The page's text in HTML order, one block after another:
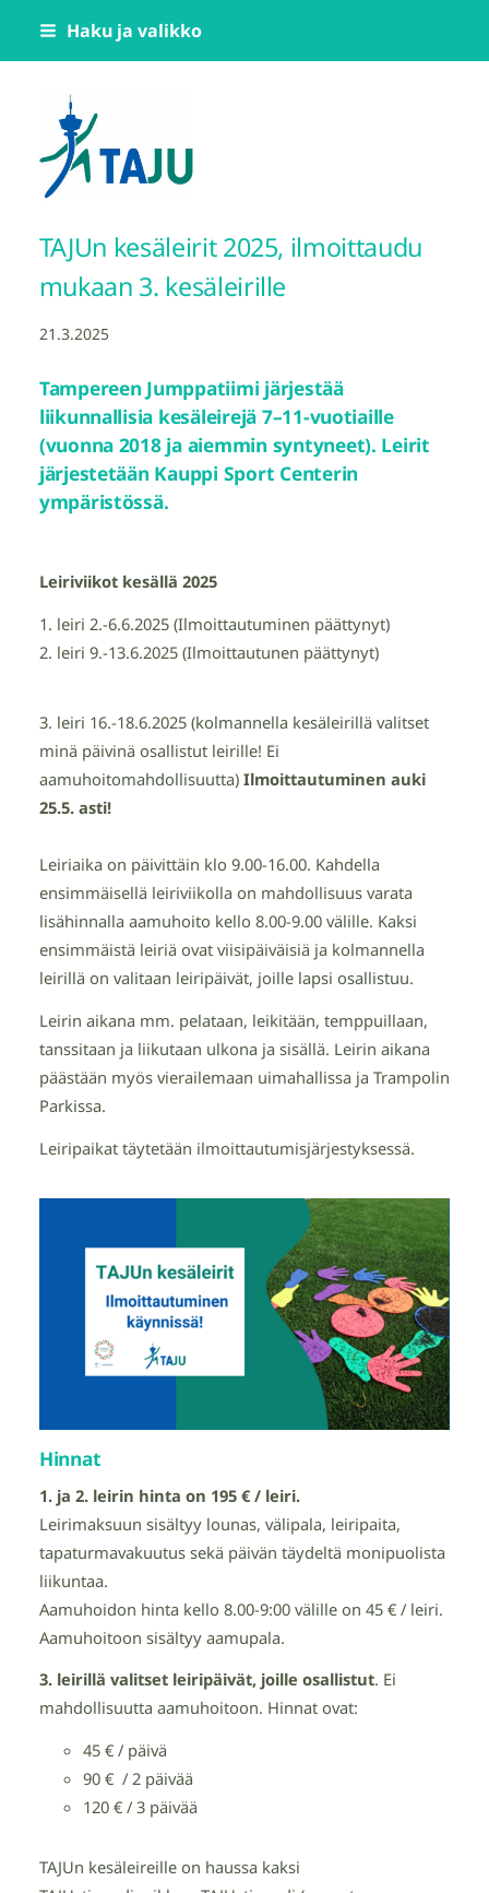
Siirry
Haku ja valikko
Tampereen Jumppatiimi TAJU ry
TAJUn kesäleirit 2025, ilmoittaudu
mukaan 3. kesäleirille
21.3.2025
Tampereen Jumppatiimi järjestää
liikunnallisia kesäleirejä 7–11-vuotiaille
(vuonna 2018 ja aiemmin syntyneet). Leirit
järjestetään Kauppi Sport Centerin
ympäristössä.
Leiriviikot kesällä 2025
1. leiri 2.-6.6.2025 (Ilmoittautuminen päättynyt)
2. leiri 9.-13.6.2025 (Ilmoittautunen päättynyt)
3. leiri 16.-18.6.2025 (kolmannella kesäleirillä valitset
minä päivinä osallistut leirille! Ei
aamuhoitomahdollisuutta)Ilmoittautuminen auki
25.5. asti!
Leiriaika on päivittäin klo 9.00-16.00. Kahdella
ensimmäisellä leiriviikolla on mahdollisuus varata
lisähinnalla aamuhoito kello 8.00-9.00 välille. Kaksi
ensimmäistä leiriä ovat viisipäiväisiä ja kolmannella
leirillä on valitaan leiripäivät, joille lapsi osallistuu.
Leirin aikana mm. pelataan, leikitään, temppuillaan,
tanssitaan ja liikutaan ulkona ja sisällä. Leirin aikana
päästään myös vierailemaan uimahallissa ja Trampolin
Parkissa.
Leiripaikat täytetään ilmoittautumisjärjestyksessä.
Hinnat
1. ja 2. leirin hinta on 195 € / leiri.
Leirimaksuun sisältyy lounas, välipala, leiripaita,
tapaturmavakuutus sekä päivän täydeltä monipuolista
liikuntaa.
Aamuhoidon hinta kello 8.00-9:00 välille on 45 € / leiri.
Aamuhoitoon sisältyy aamupala.
3. leirillä valitset leiripäivät, joille osallistut. Ei
mahdollisuutta aamuhoitoon. Hinnat ovat:
45 € / päivä
90 € / 2 päivää
120 € / 3 päivää
TAJUn kesäleireille on haussa kaksi